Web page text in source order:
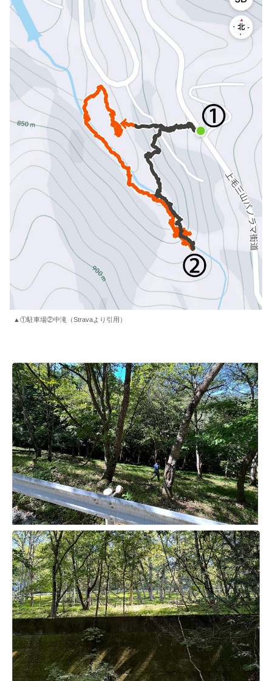
▲①駐車場②中滝（Stravaより引用）